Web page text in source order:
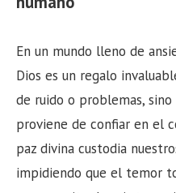
En un mundo lleno de
Dios es un regalo
de ruido o problemas,
proviene de confiar en el
paz divina custodia
impidiendo que el temor